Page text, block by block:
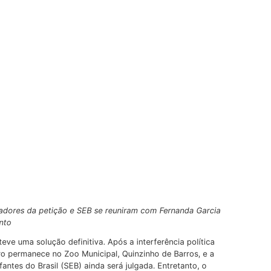
da petição e SEB se reuniram com Fernanda Garcia
uma solução definitiva. Após a interferência política
permanece no Zoo Municipal, Quinzinho de Barros, e a
do Brasil (SEB) ainda será julgada. Entretanto, o